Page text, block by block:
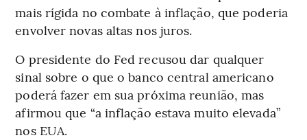
mais rígida no combate à inflação, que poderia
envolver novas altas nos juros.
O presidente do Fed recusou dar qualquer
sinal sobre o que o banco central americano
poderá fazer em sua próxima reunião, mas
afirmou que “a inflação estava muito elevada”
nos EUA.